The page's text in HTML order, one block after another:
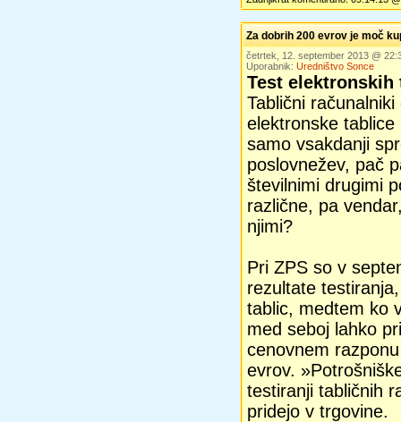
Za dobrih 200 evrov je moč
četrtek, 12. september 2013 @
Uporabnik: Uredništvo Sonce
Test elektronskih
Tablični
elektronske tablice
samo vsakdanji
poslovnežev, pač
številnimi drugimi
različne, pa
njimi?
Pri ZPS so v
rezultate
tablic, medtem ko
med seboj lahko
cenovnem
evrov.
testiranji tabličnih
pridejo v trgovine.